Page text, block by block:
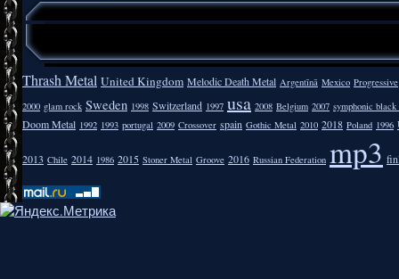
Thrash Metal United Kingdom Melodic Death Metal Argentīnā Mexico Progressive
2000 glam rock Sweden 1998 Switzerland 1997 usa 2008 Belgium 2007 symphonic
Doom Metal 1992 1993 portugal 2009 Crossover spain Gothic Metal 2010 2018 Poland 1996
2013 Chile 2014 1986 2015 Stoner Metal Groove 2016 Russian Federation mp3